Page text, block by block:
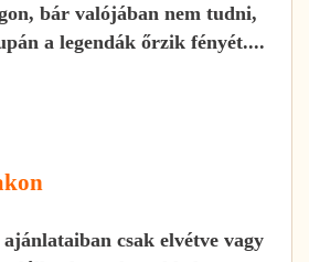
bár valójában nem tudni,
a legendák őrzik fényét....
csak elvétve vagy